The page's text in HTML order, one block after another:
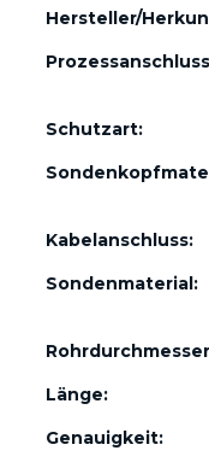
Hersteller/
Schutzart:
Kabelanschluss:
Sondenmaterial:
Länge:
Genauigkeit: